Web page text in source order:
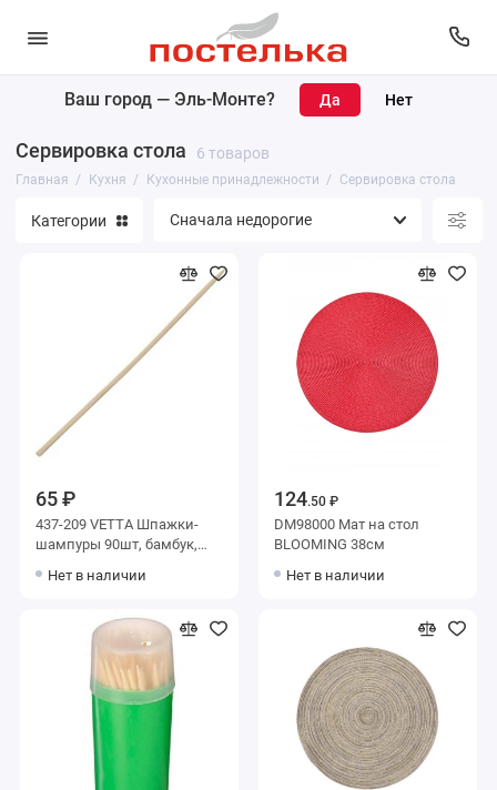
Ваш город — Эль-Монте?
Сервировка стола 6 товаров
Главная Кухня Кухонные принадлежности Сервировка стола
Кухонные принадлежности
Чайники и кофейники
Столовая посуда
Посуда для приготовления
Категории
65 ₽
437-209 VETTA Шпажки-
шампуры 90шт, бамбук,
Нет в наличии
124.50 ₽
DM98000 Мат на стол
BLOOMING 38см
Нет в наличии